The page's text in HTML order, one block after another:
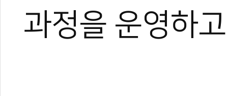
과정을 운영하